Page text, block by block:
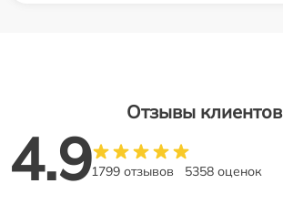
Отзывы клиентов
4.91799 отзывов 5358 оценок